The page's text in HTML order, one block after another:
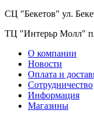
СЦ "Бекетов" ул.
ТЦ "Интерьр Молл"
О компании
Новости
Оплата и
Сотрудничество
Информация
Магазины